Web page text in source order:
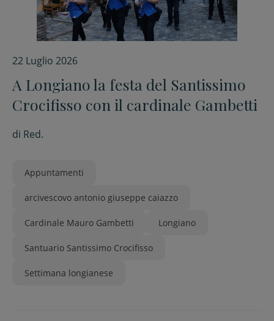
22 Luglio 2026
A Longiano la festa del Santissimo
Crocifisso con il cardinale Gambetti
di Red.
Appuntamenti
arcivescovo antonio giuseppe caiazzo
Cardinale Mauro Gambetti Longiano
Santuario Santissimo Crocifisso
Settimana longianese